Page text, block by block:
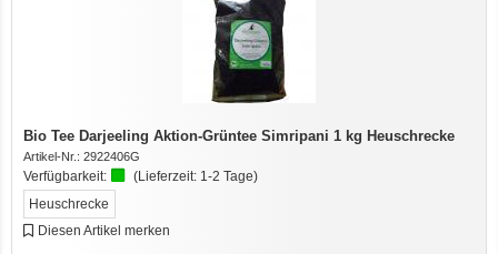
Bio Tee Darjeeling Aktion-Grüntee Simripani 1 kg Heuschrecke
Artikel-Nr.: 2922406G
Verfügbarkeit: (Lieferzeit: 1-2 Tage)
Heuschrecke
Diesen Artikel merken